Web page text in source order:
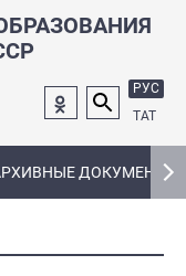
РУС
ТАТ
ДОКУМЕНТЫ